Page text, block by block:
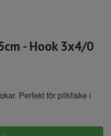
- Hook 3x4/0
Perfekt för pilkfiske i